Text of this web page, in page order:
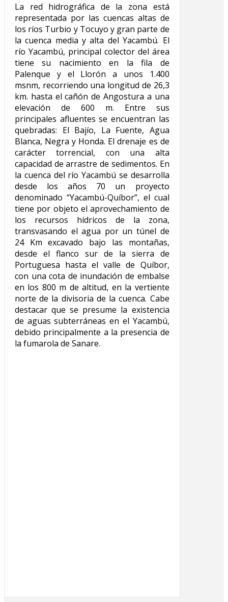
La red hidrográfica de la zona está
representada por las cuencas altas de
los ríos Turbio y Tocuyo y gran parte de
la cuenca media y alta del Yacambú. El
río Yacambú, principal colector del área
tiene su nacimiento en la fila de
Palenque y el Llorón a unos 1.400
msnm, recorriendo una longitud de 26,3
km. hasta el cañón de Angostura a una
elevación de 600 m. Entre sus
principales afluentes se encuentran las
quebradas: El Bajío, La Fuente, Agua
Blanca, Negra y Honda. El drenaje es de
carácter torrencial, con una alta
capacidad de arrastre de sedimentos. En
la cuenca del río Yacambú se desarrolla
desde los años 70 un proyecto
denominado “Yacambú-Quíbor”, el cual
tiene por objeto el aprovechamiento de
los recursos hídricos de la zona,
transvasando el agua por un túnel de
24 Km excavado bajo las montañas,
desde el flanco sur de la sierra de
Portuguesa hasta el valle de Quíbor,
con una cota de inundación de embalse
en los 800 m de altitud, en la vertiente
norte de la divisoria de la cuenca. Cabe
destacar que se presume la existencia
de aguas subterráneas en el Yacambú,
debido principalmente a la presencia de
la fumarola de Sanare.